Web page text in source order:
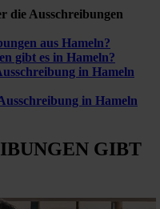
die Ausschreibungen
aus Hameln?
gibt es in Hameln?
in Hameln
in Hameln
GIBT